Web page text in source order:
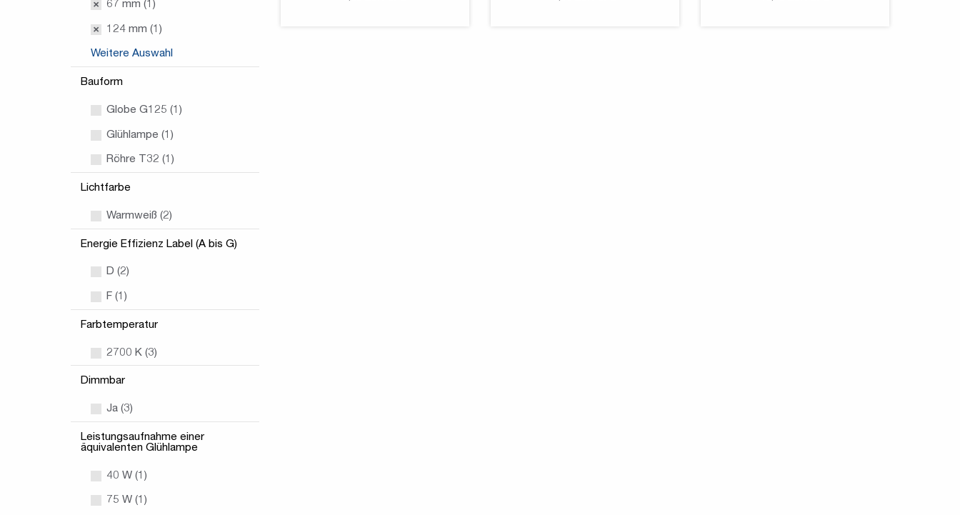
67 mm (1)
124 mm (1)
Weitere Auswahl
Bauform
Globe G125 (1)
Glühlampe (1)
Röhre T32 (1)
Lichtfarbe
Warmweiß (2)
Energie Effizienz Label (A bis G)
D (2)
F (1)
Farbtemperatur
2700 K (3)
Dimmbar
Ja (3)
Leistungsaufnahme einer
äquivalenten Glühlampe
40 W (1)
75 W (1)